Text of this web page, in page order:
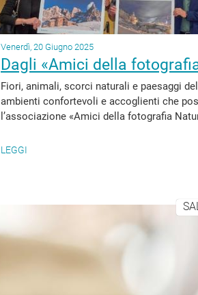
Venerdì, 20 Giugno 2025
Dagli «Amici della
Fiori, animali, scorci naturali e paesaggi
ambienti confortevoli e accoglienti che
l’associazione «Amici della fotografia
LEGGI